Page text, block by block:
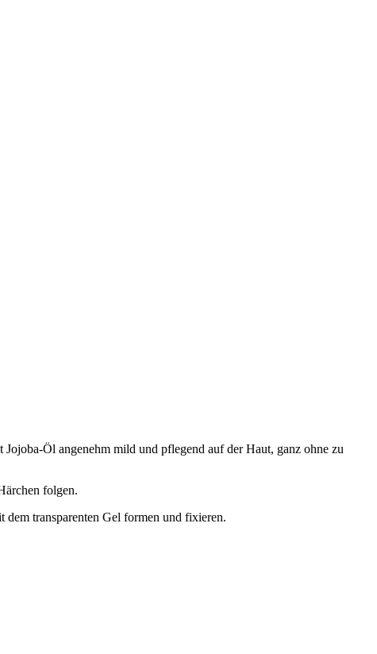
Öl angenehm mild und pflegend auf der Haut, ganz ohne zu
folgen.
transparenten Gel formen und fixieren.